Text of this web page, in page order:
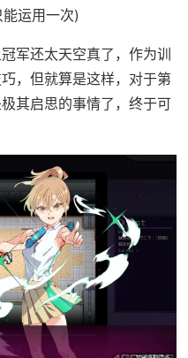
运用一次)
军还太天空真了，作为训
，但就算是这样，对于第
其启思的事情了，终于可